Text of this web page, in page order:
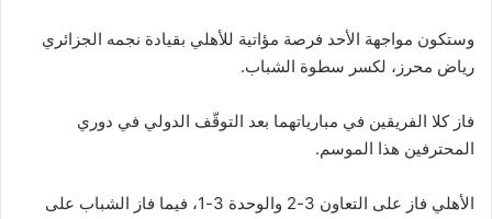
وستكون مواجهة الأحد فرصة مؤاتية للأهلي بقيادة نجمه الجزائري
رياض محرز، لكسر سطوة الشباب.
فاز كلا الفريقين في مبارياتهما بعد التوقّف الدولي في دوري
المحترفين هذا الموسم.
الأهلي فاز على التعاون 3-2 والوحدة 3-1، فيما فاز الشباب على